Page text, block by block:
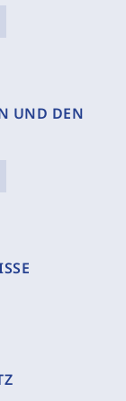
UND DEN